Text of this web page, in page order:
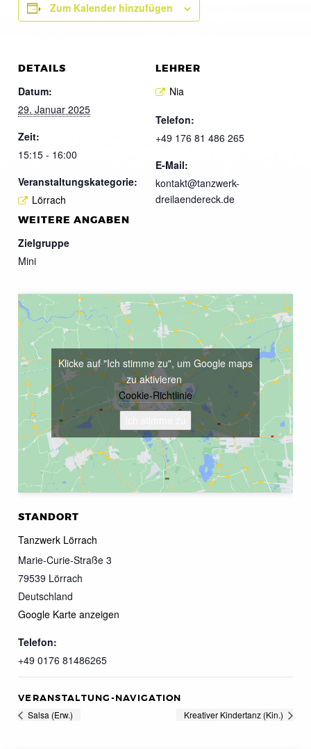
Zum Kalender hinzufügen
DETAILS
Datum:
29. Januar 2025
Zeit:
15:15 - 16:00
Veranstaltungskategorie:
Lörrach
LEHRER
Nia
Telefon:
+49 176 81 486 265
E-Mail:
kontakt@tanzwerk-
dreilaendereck.de
WEITERE ANGABEN
Zielgruppe
Mini
STANDORT
Tanzwerk Lörrach
Marie-Curie-Straße 3
79539 Lörrach
Deutschland
Google Karte anzeigen
Telefon:
+49 0176 81486265
Klicke auf "Ich stimme zu", um Google maps
zu aktivieren
Cookie-Richtlinie
VERANSTALTUNG-NAVIGATION
Salsa (Erw.) Kreativer Kindertanz (Kin.)